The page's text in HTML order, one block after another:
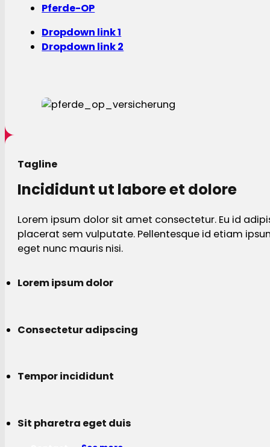
Pferde-OP
Dropdown link 1
Dropdown link 2
Tagline
Incididunt ut labore et dolore
Lorem ipsum dolor sit amet consectetur. Eu id
placerat sem vulputate. Pellentesque id etiam
eget nunc mauris nisi.
Lorem ipsum dolor
Consectetur adipscing
Tempor incididunt
Sit pharetra eget duis